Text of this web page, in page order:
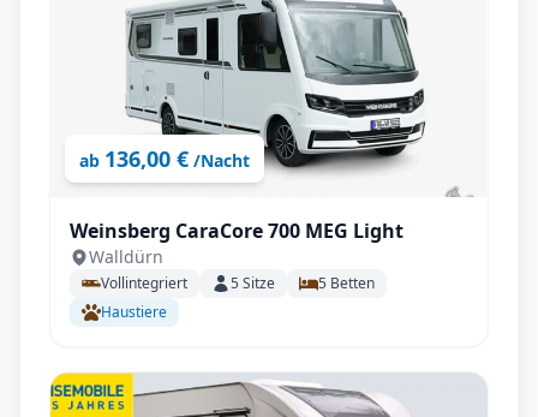
ab 136,00 € /Nacht
Weinsberg CaraCore 700 MEG Light
Walldürn
Vollintegriert 5Sitze 5 Betten
Haustiere